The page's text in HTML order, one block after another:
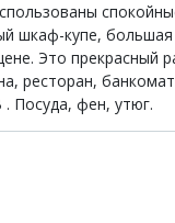
шкаф-купе, большая
Это прекрасный
ресторан,
Посуда, фен, утюг.